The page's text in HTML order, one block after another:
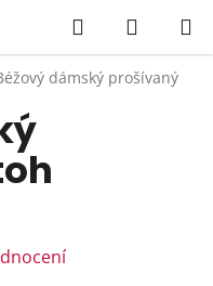
Hledat
KOŠÍK
dámský prošívaný